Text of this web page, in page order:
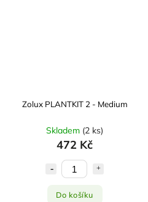
Zolux PLANTKIT 2 - Medium
Skladem (2 ks)
472 Kč
Do košíku